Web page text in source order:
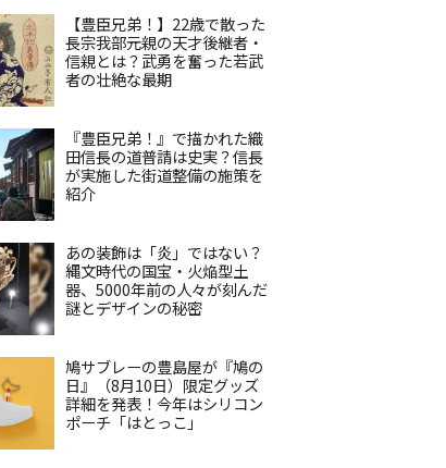
【豊臣兄弟！】22歳で散った
長宗我部元親の天才後継者・
信親とは？武勇を奮った若武
者の壮絶な最期
『豊臣兄弟！』で描かれた織
田信長の道普請は史実？信長
が実施した街道整備の施策を
紹介
あの装飾は「炎」ではない？
縄文時代の国宝・火焔型土
器、5000年前の人々が刻んだ
謎とデザインの秘密
鳩サブレーの豊島屋が『鳩の
日』（8月10日）限定グッズ
詳細を発表！今年はシリコン
ポーチ「はとっこ」